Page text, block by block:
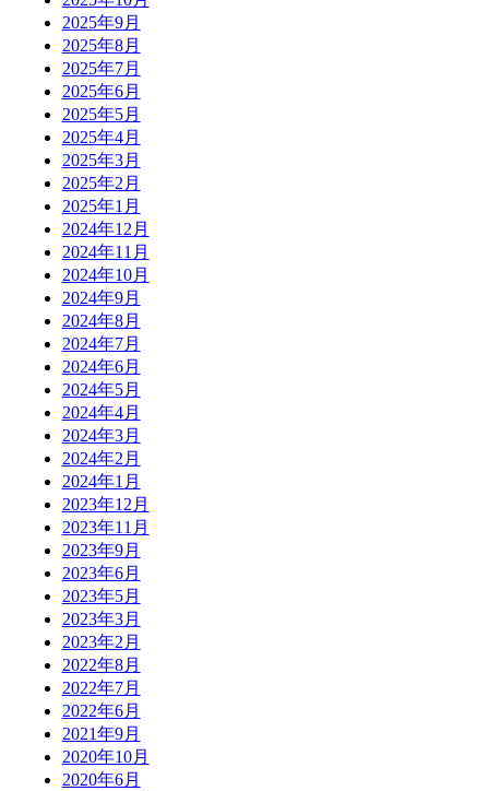
2025年9月
2025年8月
2025年7月
2025年6月
2025年5月
2025年4月
2025年3月
2025年2月
2025年1月
2024年12月
2024年11月
2024年10月
2024年9月
2024年8月
2024年7月
2024年6月
2024年5月
2024年4月
2024年3月
2024年2月
2024年1月
2023年12月
2023年11月
2023年9月
2023年6月
2023年5月
2023年3月
2023年2月
2022年8月
2022年7月
2022年6月
2021年9月
2020年10月
2020年6月